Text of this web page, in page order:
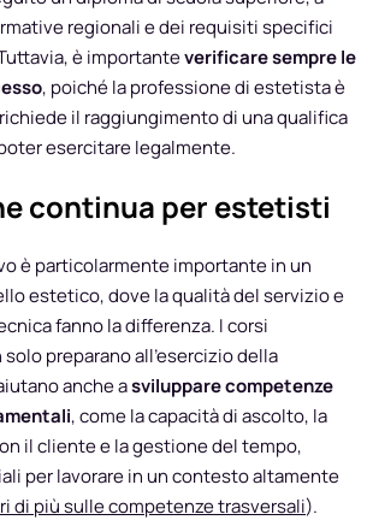
regionali e dei requisiti specifici
è importanteverificare sempre le
, poiché la professione di estetista è
il raggiungimento di una qualifica
esercitare legalmente.
continua per estetisti
è particolarmente importante in un
estetico, dove la qualità del servizio e
fanno la differenza. I corsi
preparano all’esercizio della
anche asviluppare competenze
, come la capacità di ascolto, la
il cliente e la gestione del tempo,
per lavorare in un contesto altamente
di più sulle competenze trasversali).